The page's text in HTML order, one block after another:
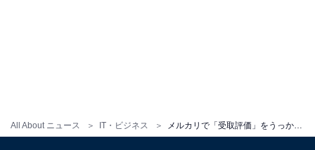
All About ニュース IT・ビジネス
後の13時以降かつ、購入者側の最後の取引メッセージか